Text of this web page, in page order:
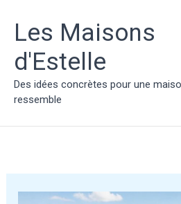
contenu
Les Maisons
d'Estelle
Des idées concrètes pour une
ressemble